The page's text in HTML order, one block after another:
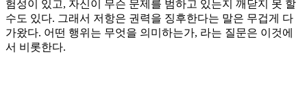
험성이 있고, 자신이 무슨 문제를 범하고 있는지 깨닫지 못 할
수도 있다. 그래서 저항은 권력을 징후한다는 말은 무겁게 다
가왔다. 어떤 행위는 무엇을 의미하는가, 라는 질문은 이것에
서 비롯한다.